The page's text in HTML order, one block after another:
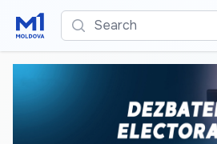
Search